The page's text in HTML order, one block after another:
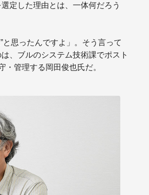
定した理由とは、一体何だろう
と思ったんですよ」。そう言って
、ブルのシステム技術課でポスト
管理する岡田俊也氏だ。